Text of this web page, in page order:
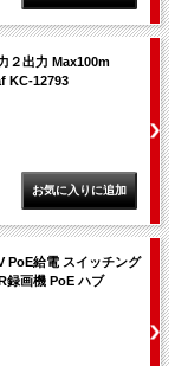
２出力 Max100m
KC-12793
PoE給電 スイッチング
録画機 PoE ハブ